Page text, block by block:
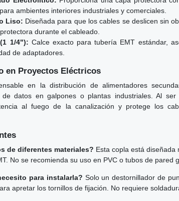
ambientes interiores industriales y comerciales.
Liso: Diseñada para que los cables se deslicen sin
durante el cableado.
1/4"): Calce exacto para tubería EMT estándar,
de adaptadores.
en Proyectos Eléctricos
en la distribución de alimentadores
datos en galpones o plantas industriales. Al ser
al fuego de la canalización y protege los
de diferentes materiales? Esta copla está diseñada
No se recomienda su uso en PVC o tubos de pared
para instalarla? Solo un destornillador de
apretar los tornillos de fijación. No requiere